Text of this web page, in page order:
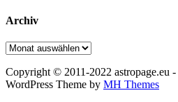
Archiv
Archiv
Copyright © 2011-2022 astropage.eu -
WordPress Theme by MH Themes